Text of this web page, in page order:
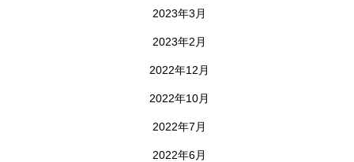
2023年3月
2023年2月
2022年12月
2022年10月
2022年7月
2022年6月